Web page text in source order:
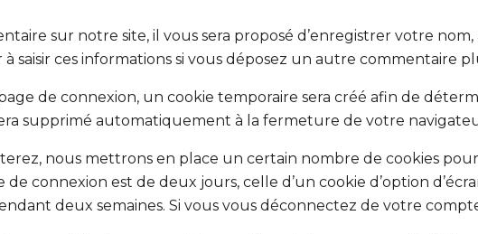
sur notre site, il vous sera proposé d’enregistrer votre
saisir ces informations si vous déposez un autre commentaire
de connexion, un cookie temporaire sera créé afin de
supprimé automatiquement à la fermeture de votre
nous mettrons en place un certain nombre de cookies
de connexion est de deux jours, celle d’un cookie d’option
deux semaines. Si vous vous déconnectez de votre